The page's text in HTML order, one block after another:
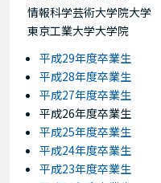
情報科学芸術大学院大学
東京工業大学大学院
平成29年度卒業生
平成28年度卒業生
平成27年度卒業生
平成26年度卒業生
平成25年度卒業生
平成24年度卒業生
平成23年度卒業生